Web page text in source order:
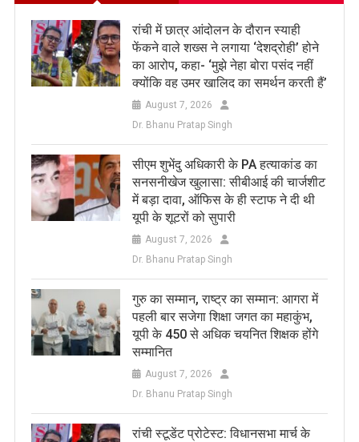
रांची में छात्र आंदोलन के दौरान स्याही
फेंकने वाले शख्स ने लगाया ‘देशद्रोही’ होने
का आरोप, कहा- ‘मुझे नेहा बोरा पसंद नहीं
क्योंकि वह उमर खालिद का समर्थन करती हैं’
August 7, 2026
Dr. Bhanu Pratap Singh
सीएम शुभेंदु अधिकारी के PA हत्याकांड का
सनसनीखेज खुलासा: सीबीआई की चार्जशीट
में बड़ा दावा, ऑफिस के ही स्टाफ ने दी थी
यूपी के शूटरों को सुपारी
August 7, 2026
Dr. Bhanu Pratap Singh
​गुरु का सम्मान, राष्ट्र का सम्मान: आगरा में
पहली बार सजेगा शिक्षा जगत का महाकुंभ,
यूपी के 450 से अधिक चयनित शिक्षक होंगे
सम्मानित
August 7, 2026
Dr. Bhanu Pratap Singh
रांची स्टूडेंट प्रोटेस्ट: विधानसभा मार्च के